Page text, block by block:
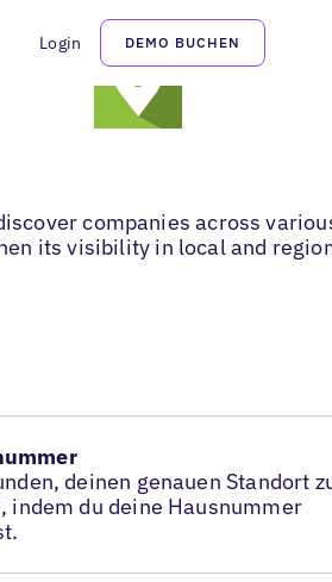
Login DEMO BUCHEN
companies across
its visibility in local and
deinen genauen Standort
indem du deine Hausnummer